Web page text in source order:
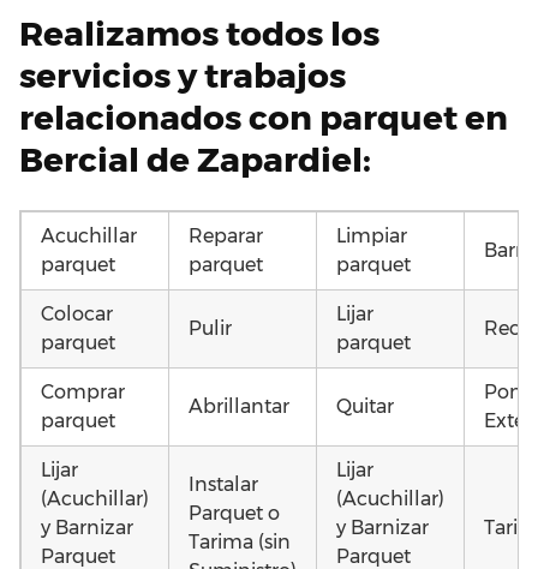
Realizamos todos los
servicios y trabajos
relacionados con parquet en
Bercial de Zapardiel:
Acuchillar
parquet
Reparar
parquet
Limpiar
parquet
Colocar
parquet
Pulir
Lijar
parquet
Comprar
parquet
Abrillantar Quitar
Lijar
(Acuchillar)
y Barnizar
Parquet
Instalar
Parquet o
Tarima (sin
Lijar
(Acuchillar)
y Barnizar
Parquet